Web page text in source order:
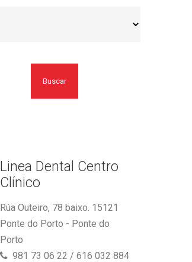
Buscar
Linea Dental Centro
Clínico
Rúa Outeiro, 78 baixo. 15121
Ponte do Porto - Ponte do
Porto
981 73 06 22 / 616 032 884